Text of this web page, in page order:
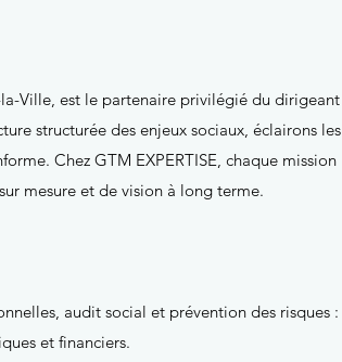
Ville, est le partenaire privilégié du dirigeant
structurée des enjeux sociaux, éclairons les
Chez GTM EXPERTISE, chaque mission
mesure et de vision à long terme.
audit social et prévention des risques :
et financiers.